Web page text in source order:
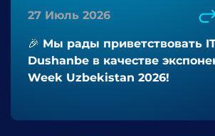
27 Июль 2026
🎉 Мы рады приветствовать
Dushanbe в качестве
Week Uzbekistan 2026!